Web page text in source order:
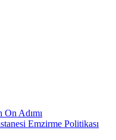
On Adımı
Emzirme Politikası